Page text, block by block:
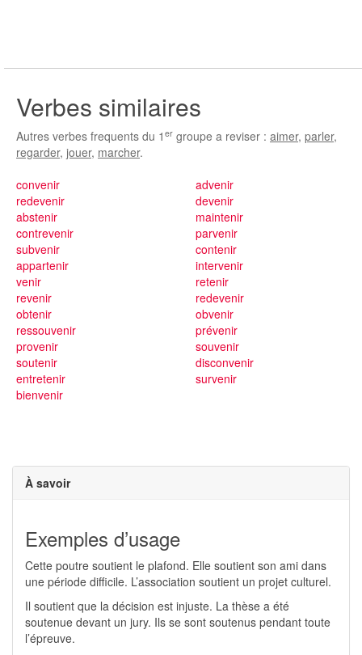
Verbes similaires
Autres verbes frequents du 1 er groupe a reviser : aimer, parler,
regarder, jouer, marcher.
convenir
redevenir
abstenir
contrevenir
subvenir
appartenir
venir
advenir
devenir
maintenir
parvenir
contenir
intervenir
retenir
revenir
obtenir
ressouvenir
provenir
soutenir
entretenir
bienvenir
redevenir
obvenir
prévenir
souvenir
disconvenir
survenir
À savoir
Exemples d’usage
Cette poutre soutient le plafond. Elle soutient son ami dans
une période difficile. L’association soutient un projet culturel.
Il soutient que la décision est injuste. La thèse a été
soutenue devant un jury. Ils se sont soutenus pendant toute
l’épreuve.